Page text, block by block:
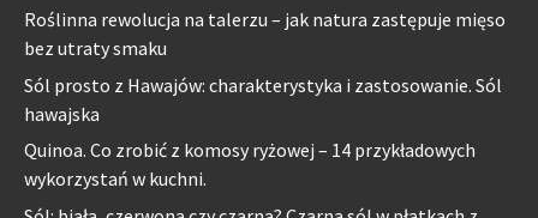
Roślinna rewolucja na talerzu – jak natura zastępuje mięso
bez utraty smaku
Sól prosto z Hawajów: charakterystyka i zastosowanie. Sól
hawajska
Quinoa. Co zrobić z komosy ryżowej – 14 przykładowych
wykorzystań w kuchni.